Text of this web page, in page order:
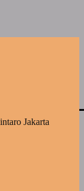
Jakarta